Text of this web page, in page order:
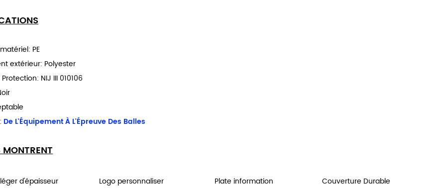
PE
extérieur: Polyester
NIJ III 010106
De L'Équipement À L'Épreuve Des Balles
MONTRENT
d'épaisseur Logo personnaliser Plate information Couverture Durable